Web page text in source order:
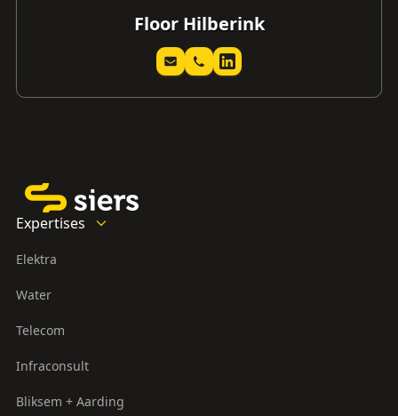
Floor Hilberink
Expertises
Elektra
Water
Telecom
Infraconsult
Bliksem + Aarding